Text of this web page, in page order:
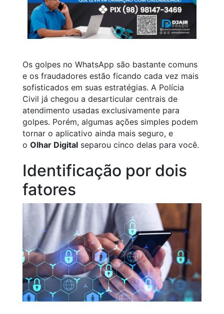
Os golpes no WhatsApp são bastante comuns
e os fraudadores estão ficando cada vez mais
sofisticados em suas estratégias. A Polícia
Civil já chegou a desarticular centrais de
atendimento usadas exclusivamente para
golpes. Porém, algumas ações simples podem
tornar o aplicativo ainda mais seguro, e
o Olhar Digital separou cinco delas para você.
Identificação por dois
fatores